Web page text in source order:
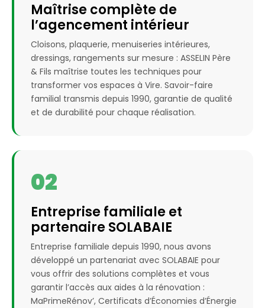
Maîtrise complète de
l’agencement intérieur
Cloisons, plaquerie, menuiseries intérieures,
dressings, rangements sur mesure : ASSELIN Père
& Fils maîtrise toutes les techniques pour
transformer vos espaces à Vire. Savoir-faire
familial transmis depuis 1990, garantie de qualité
et de durabilité pour chaque réalisation.
02
Entreprise familiale et
partenaire SOLABAIE
Entreprise familiale depuis 1990, nous avons
développé un partenariat avec SOLABAIE pour
vous offrir des solutions complètes et vous
garantir l’accès aux aides à la rénovation :
MaPrimeRénov’, Certificats d’Économies d’Énergie